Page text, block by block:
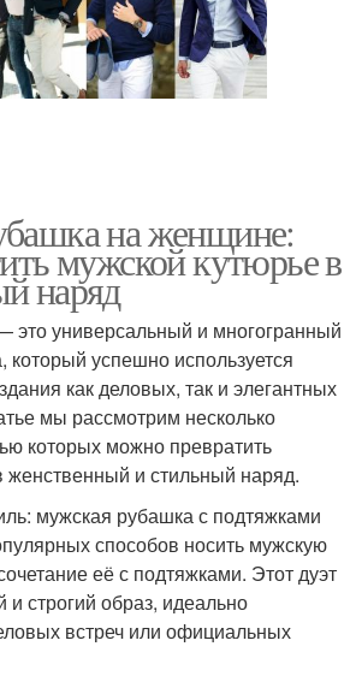
на женщине:
мужской кутюрье в
наряд
это универсальный и многогранный
который успешно используется
как деловых, так и элегантных
мы рассмотрим несколько
которых можно превратить
и стильный наряд.
мужская рубашка с подтяжками
способов носить мужскую
её с подтяжками. Этот дуэт
и строгий образ, идеально
встреч или официальных